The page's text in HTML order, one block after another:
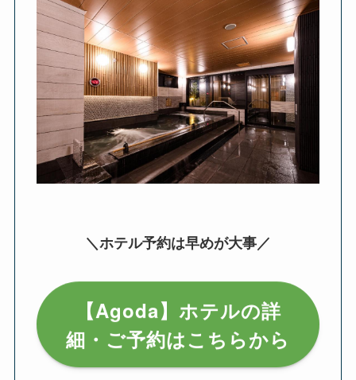
＼ホテル予約は早めが大事／
【Agoda】ホテルの詳
細・ご予約はこちらから